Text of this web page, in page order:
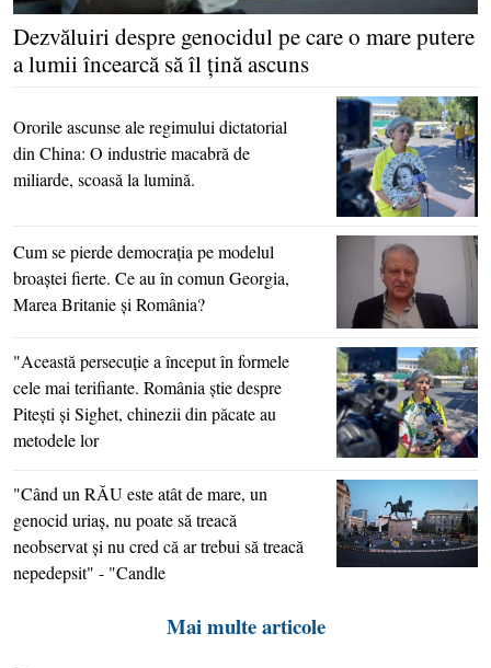
Dezvăluiri despre genocidul pe care o mare putere
a lumii încearcă să îl ţină ascuns
Ororile ascunse ale regimului dictatorial
din China: O industrie macabră de
miliarde, scoasă la lumină.
Cum se pierde democraţia pe modelul
broaştei fierte. Ce au în comun Georgia,
Marea Britanie şi România?
"Această persecuţie a început în formele
cele mai terifiante. România ştie despre
Piteşti şi Sighet, chinezii din păcate au
metodele lor
"Când un RĂU este atât de mare, un
genocid uriaş, nu poate să treacă
neobservat şi nu cred că ar trebui să treacă
nepedepsit" - "Candle
Mai multe articole